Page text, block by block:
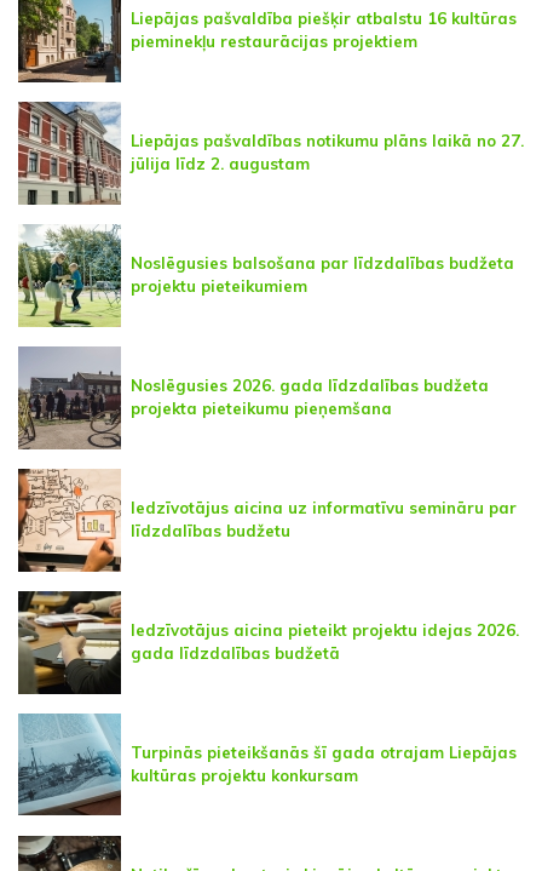
Liepājas pašvaldība piešķir atbalstu 16 kultūras
pieminekļu restaurācijas projektiem
Liepājas pašvaldības notikumu plāns laikā no 27.
jūlija līdz 2. augustam
Noslēgusies balsošana par līdzdalības budžeta
projektu pieteikumiem
Noslēgusies 2026. gada līdzdalības budžeta
projekta pieteikumu pieņemšana
Iedzīvotājus aicina uz informatīvu semināru par
līdzdalības budžetu
Iedzīvotājus aicina pieteikt projektu idejas 2026.
gada līdzdalības budžetā
Turpinās pieteikšanās šī gada otrajam Liepājas
kultūras projektu konkursam